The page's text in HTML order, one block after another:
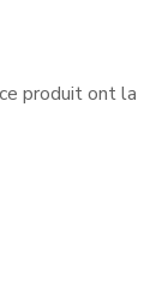
produit ont la